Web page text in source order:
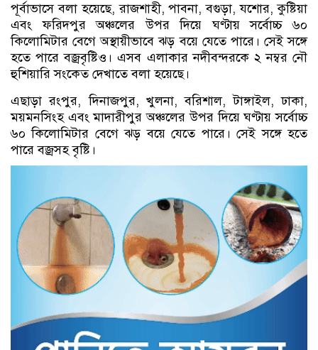
পূর্বাভাসে বলা হয়েছে, রাজশাহী, পাবনা, বগুড়া, যশোর, কুষ্টিয়া
এবং ফরিদপুর অঞ্চলের উপর দিয়ে ঘণ্টায় সর্বোচ্চ ৬০
কিলোমিটার বেগে অস্থায়ীভাবে ঝড় বয়ে যেতে পারে। সেই সঙ্গে
হতে পারে বজ্রবৃষ্টিও। এসব এলাকার নদীবন্দরকে ২ নম্বর নৌ
হুশিয়ারি সংকেত দেখাতে বলা হয়েছে।
এছাড়া রংপুর, দিনাজপুর, খুলনা, বরিশাল, টাঙ্গাইল, ঢাকা,
ময়মনসিংহ এবং মাদারীপুর অঞ্চলের উপর দিয়ে ঘণ্টায় সর্বোচ্চ
৬০ কিলোমিটার বেগে ঝড় বয়ে যেতে পারে। সেই সঙ্গে হতে
পারে বজ্রসহ বৃষ্টি।